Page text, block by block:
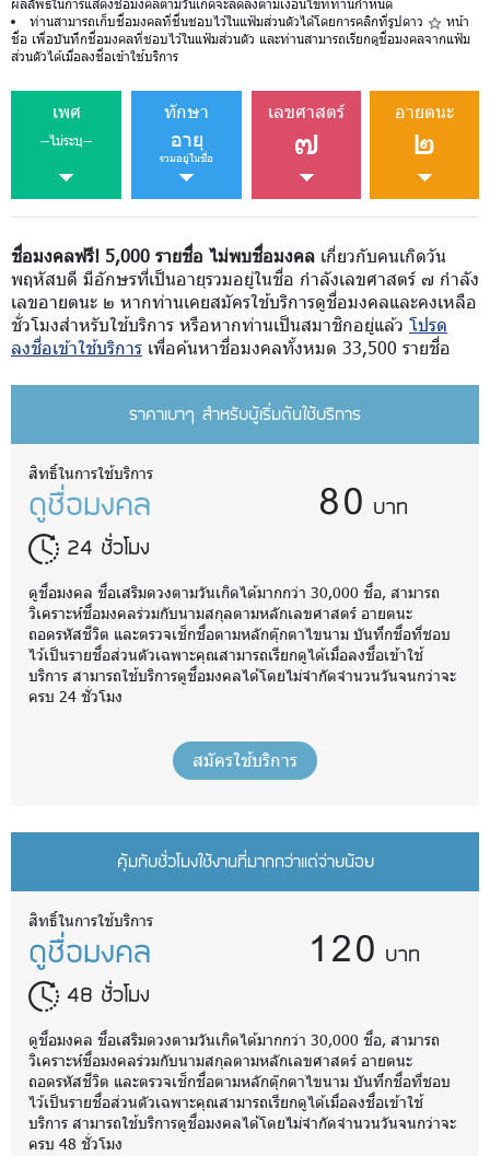
ท่านสามารถเก็บชื่อมงคลที่ชื่นชอบไว้ในแฟ้มส่วนตัวได้โดยการคลิกที่รูปดาว
หน้า
ชื่อ เพื่อบันทึกชื่อมงคลที่ชอบไว้ในแฟ้มส่วนตัว และท่านสามารถเรียกดูชื่อมงคลจากแฟ้ม
ส่วนตัวได้เมื่อลงชื่อเข้าใช้บริการ
เพศ
--ไม่ระบุ--
ทักษา
อายุ
รวมอยู่ในชื่อ
เลขศาสตร์
๗
อายตนะ
๒
ชื่อมงคลฟรี! 5,000 รายชื่อ ไม่พบชื่อมงคล เกี่ยวกับคนเกิดวัน
พฤหัสบดี มีอักษรที่เป็นอายุรวมอยู่ในชื่อ กำลังเลขศาสตร์ ๗ กำลัง
เลขอายตนะ ๒ หากท่านเคยสมัครใช้บริการดูชื่อมงคลและคงเหลือ
ชั่วโมงสำหรับใช้บริการ หรือหากท่านเป็นสมาชิกอยู่แล้ว โปรด
ลงชื่อเข้าใช้บริการ เพื่อค้นหาชื่อมงคลทั้งหมด 33,500 รายชื่อ
ราคาเบาๆ สำหรับผู้เริ่มต้นใช้บริการ
สิทธิ์ในการใช้บริการ
ดูชื่อมงคล
24 ชั่วโมง
80 บาท
ดูชื่อมงคล ชื่อเสริมดวงตามวันเกิดได้มากกว่า 30,000 ชื่อ, สามารถ
วิเคราะห์ชื่อมงคลร่วมกับนามสกุลตามหลักเลขศาสตร์ อายตนะ
ถอดรหัสชีวิต และตรวจเช็กชื่อตามหลักตุ๊กตาไขนาม บันทึกชื่อที่ชอบ
ไว้เป็นรายชื่อส่วนตัวเฉพาะคุณสามารถเรียกดูได้เมื่อลงชื่อเข้าใช้
บริการ สามารถใช้บริการดูชื่อมงคลได้โดยไม่จำกัดจำนวนวันจนกว่าจะ
ครบ 24 ชั่วโมง
สมัครใช้บริการ
คุ้มกับชั่วโมงใช้งานที่มากกว่าแต่จ่ายน้อย
สิทธิ์ในการใช้บริการ
ดูชื่อมงคล
48 ชั่วโมง
120 บาท
ดูชื่อมงคล ชื่อเสริมดวงตามวันเกิดได้มากกว่า 30,000 ชื่อ, สามารถ
วิเคราะห์ชื่อมงคลร่วมกับนามสกุลตามหลักเลขศาสตร์ อายตนะ
ถอดรหัสชีวิต และตรวจเช็กชื่อตามหลักตุ๊กตาไขนาม บันทึกชื่อที่ชอบ
ไว้เป็นรายชื่อส่วนตัวเฉพาะคุณสามารถเรียกดูได้เมื่อลงชื่อเข้าใช้
บริการ สามารถใช้บริการดูชื่อมงคลได้โดยไม่จำกัดจำนวนวันจนกว่าจะ
ครบ 48 ชั่วโมง